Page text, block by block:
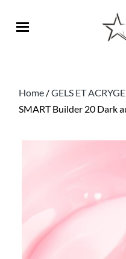
Home /GELS ET
SMART Builder 20 Dark